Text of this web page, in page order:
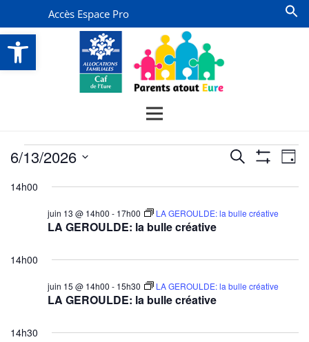
Ouvrir la barre d’outils
Accès Espace Pro
Évènements
for
Recherche
de
Recherche
Filtres
Jour
6/13/2026
une
14h00
LA GEROULDE: la bulle créative
juin 13 @ 14h00 - 17h00 LA GEROULDE: la bulle créative
14h00
LA GEROULDE: la bulle créative
juin 15 @ 14h00 - 15h30 LA GEROULDE: la bulle créative
14h30